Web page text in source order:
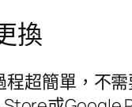
換
超簡單，不